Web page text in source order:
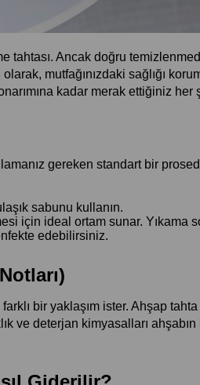
tahtası. Ancak doğru
mutfağınızdaki sağlığı
kadar merak ettiğiniz her
gereken standart bir
sabunu kullanın.
için ideal ortam sunar. Yıkama
edebilirsiniz.
bir yaklaşım ister. Ahşap
ve deterjan kimyasalları